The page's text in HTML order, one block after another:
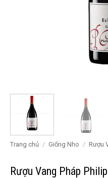
Trang chủ / Giống Nho / Rượu
Rượu Vang Pháp